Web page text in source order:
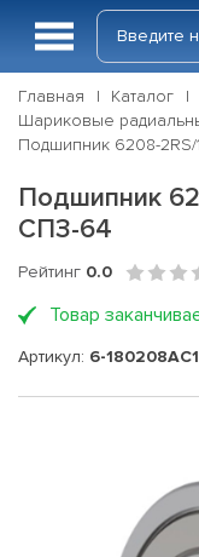
Главная Каталог
Шариковые
Подшипник 6208-
Подшипник
СПЗ-64
Рейтинг 0.0
Товар
Артикул: 6-180208АС17